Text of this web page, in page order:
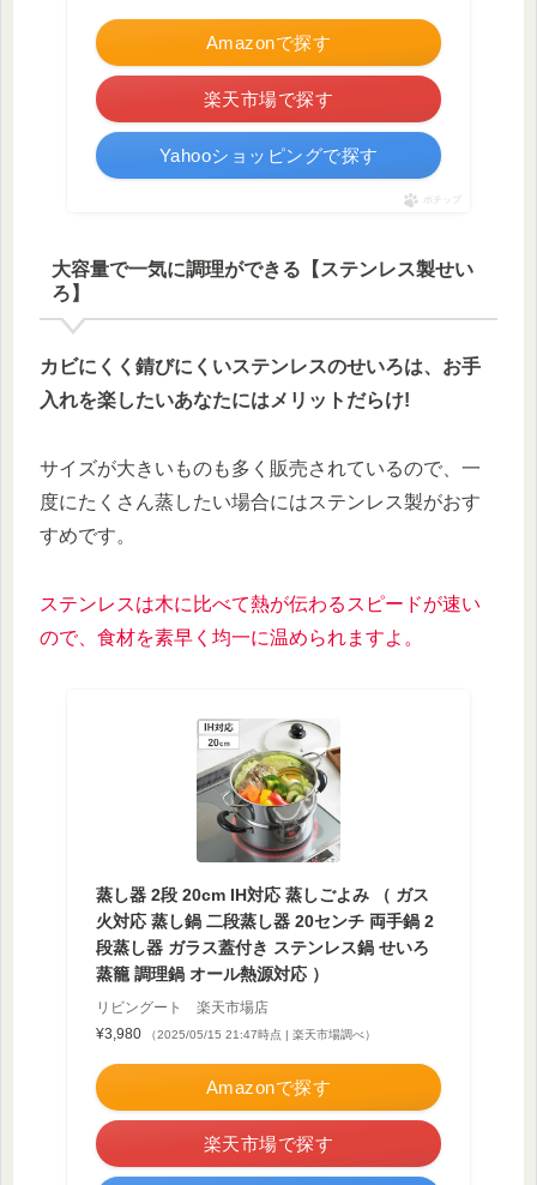
Amazonで探す
楽天市場で探す
Yahooショッピングで探す
ポチップ
大容量で一気に調理ができる【ステンレス製せい
ろ】
カビにくく錆びにくいステンレスのせいろは、お手
入れを楽したいあなたにはメリットだらけ!
サイズが大きいものも多く販売されているので、一
度にたくさん蒸したい場合にはステンレス製がおす
すめです。
ステンレスは木に比べて熱が伝わるスピードが速い
ので、食材を素早く均一に温められますよ。
蒸し器 2段 20cm IH対応 蒸しごよみ （ ガス
火対応 蒸し鍋 二段蒸し器 20センチ 両手鍋 2
段蒸し器 ガラス蓋付き ステンレス鍋 せいろ
蒸籠 調理鍋 オール熱源対応 ）
リビングート 楽天市場店
¥3,980
（2025/05/15 21:47時点 | 楽天市場調べ）
Amazonで探す
楽天市場で探す